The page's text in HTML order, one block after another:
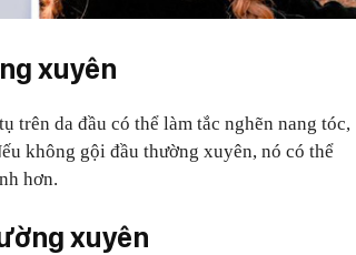
xuyên
trên da đầu có thể làm tắc nghẽn nang tóc,
không gội đầu thường xuyên, nó có thể
hơn.
xuyên